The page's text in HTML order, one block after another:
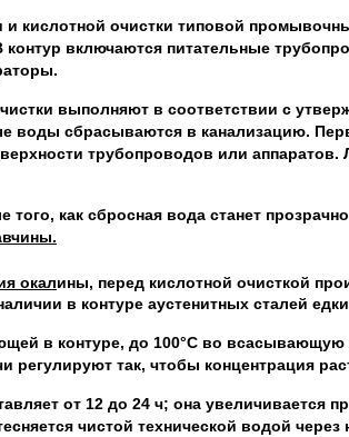
кислотной очистки типовой
включаются питательные
выполняют в соответствии с
воды сбрасываются в канализацию.
трубопроводов или
как сбросная вода станет
окалины, перед кислотной очисткой
в контуре аустенитных сталей
в контуре, до 100°С во
регулируют так, чтобы концентрация
от 12 до 24 ч; она увеличивается
чистой технической водой через